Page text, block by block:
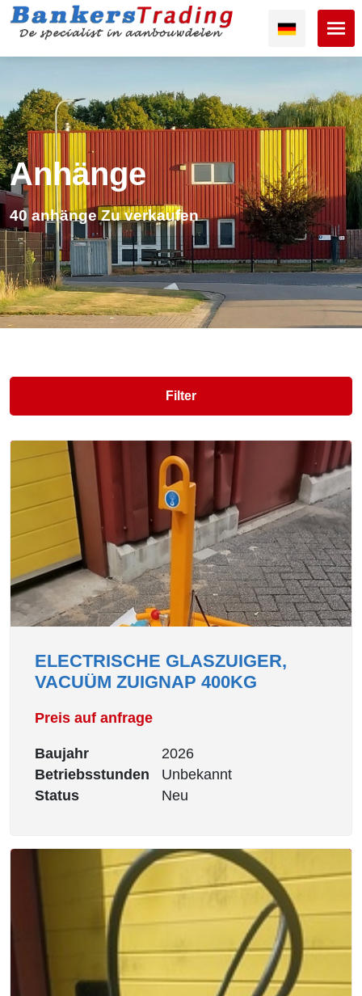
Anhänge
40 anhänge Zu verkaufen
Filter
ELECTRISCHE GLASZUIGER,
VACUÜM ZUIGNAP 400KG
Preis auf anfrage
Baujahr
2026
Betriebsstunden
Unbekannt
Status
Neu